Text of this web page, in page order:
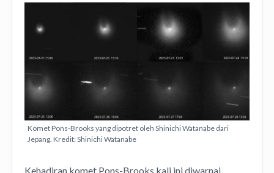
Komet Pons-Brooks yang dipotret oleh Shinichi Watanabe dari
Jepang. Kredit: Shinichi Watanabe
Kehadiran komet Pons-Brooks kali ini diwarnai